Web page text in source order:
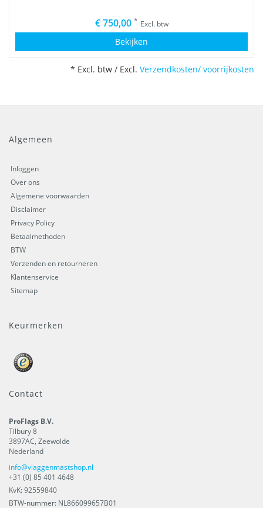
€ 750,00 * Excl. btw
Bekijken
* Excl. btw / Excl. Verzendkosten/ voorrijkosten
Algemeen
Inloggen
Over ons
Algemene voorwaarden
Disclaimer
Privacy Policy
Betaalmethoden
BTW
Verzenden en retourneren
Klantenservice
Sitemap
Keurmerken
Contact
ProFlags B.V.
Tilbury 8
3897AC, Zeewolde
Nederland
info@vlaggenmastshop.nl
+31 (0) 85 401 4648
KvK: 92559840
BTW-nummer: NL866099657B01